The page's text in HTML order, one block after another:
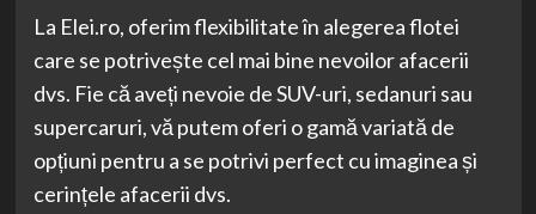
La Elei.ro, oferim flexibilitate în alegerea flotei
care se potrivește cel mai bine nevoilor afacerii
dvs. Fie că aveți nevoie de SUV-uri, sedanuri sau
supercaruri, vă putem oferi o gamă variată de
opțiuni pentru a se potrivi perfect cu imaginea și
cerințele afacerii dvs.